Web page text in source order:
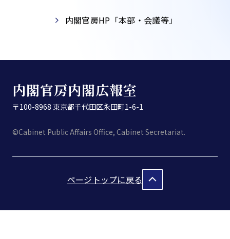
内閣官房HP「本部・会議等」​
内閣官房内閣広報室
〒100-8968 東京都千代田区永田町1-6-1
©Cabinet Public Affairs Office, Cabinet Secretariat.
ページトップに戻る